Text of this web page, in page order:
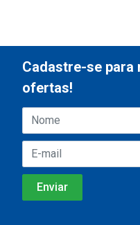
Cadastre-se para
ofertas!